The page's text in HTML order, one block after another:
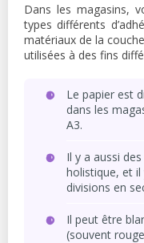
Dans les magasins,
types différents
matériaux de la
utilisées à des fins
Le papier est
dans les
A3.
Il y a aussi
holistique, et
divisions en
Il peut être
(souvent